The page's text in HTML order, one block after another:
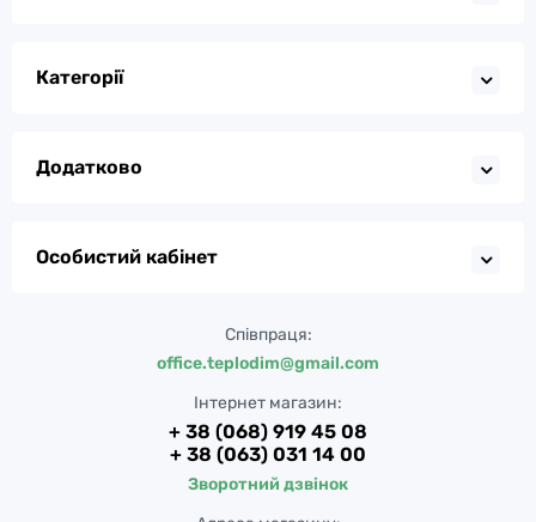
Категорії
Додатково
Особистий кабінет
Співпраця:
office.teplodim@gmail.com
Інтернет магазин:
+ 38 (068) 919 45 08
+ 38 (063) 031 14 00
Зворотний дзвінок